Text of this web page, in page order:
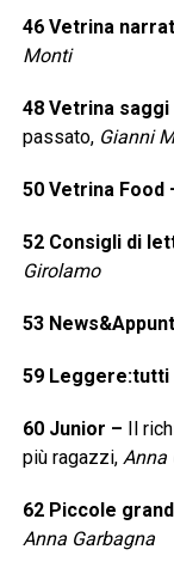
46 Vetrina
Monti
48 Vetrina saggi
passato, Gianni
50 Vetrina Food
52 Consigli di
Girolamo
53
59 Leggere:tutti
60 Junior –
Il
più ragazzi, Anna
62 Piccole
Anna Garbagna